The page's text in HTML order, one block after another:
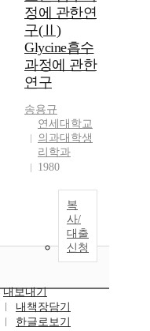
정에 관한연
구(Ⅱ)
Glycine흡수
과정에 관한
연구
송용규
연세대학교
의과대학생
리학과
1980
복
사/
대출
신청
내보내기
내책장담기
한글로보기